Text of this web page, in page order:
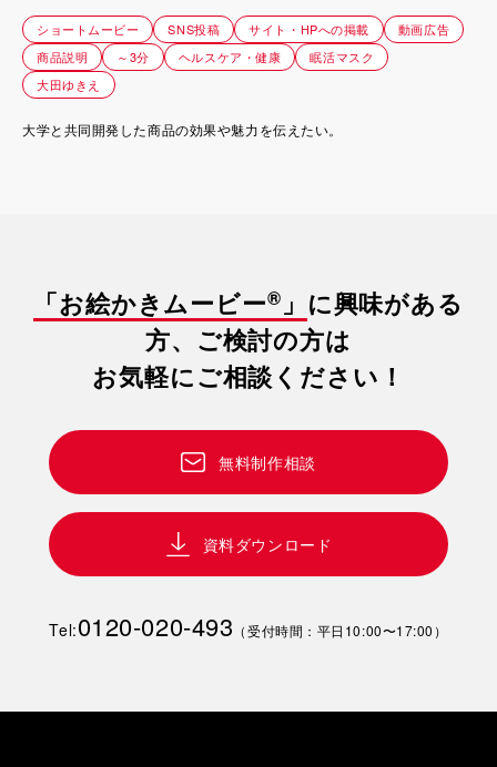
ショートムービー SNS投稿 サイト・HPへの掲載
動画広告
商品説明
～3分 ヘルスケア・健康
眠活マスク
大田ゆきえ
大学と共同開発した商品の効果や魅力を伝えたい。
「お絵かきムービー®」 に興味がある
方、ご検討の方は
お気軽にご相談ください！
無料制作相談
資料ダウンロード
Tel:0120-020-493 （受付時間：平日10:00〜17:00）